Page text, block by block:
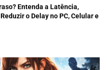
Entenda a Latência,
o Delay no PC, Celular e